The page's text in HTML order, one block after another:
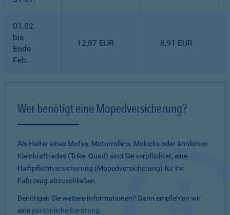
01.02.
bis
Ende
Feb.
12,87 EUR 8,91 EUR
Wer benötigt eine Mopedversicherung?
Als Halter eines Mofas, Motorrollers, Mokicks oder ähnlichen
Kleinkraftrades (Trike, Quad) sind Sie verpflichtet, eine
Haftpflichtversicherung (Mopedversicherung) für Ihr
Fahrzeug abzuschließen.
Benötigen Sie weitere Informationen? Dann empfehlen wir
eine persönliche Beratung.